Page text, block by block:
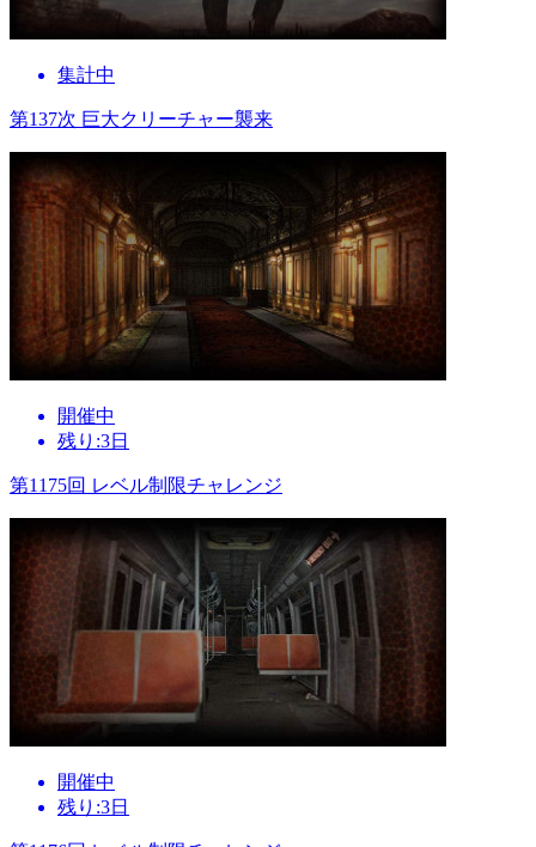
集計中
第137次 巨大クリーチャー襲来
開催中
残り:3日
第1175回 レベル制限チャレンジ
開催中
残り:3日